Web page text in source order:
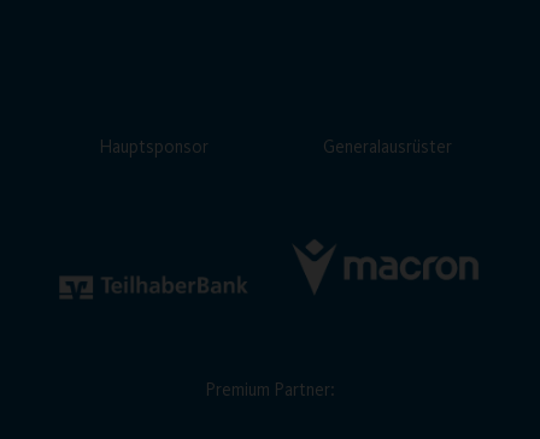
Hauptsponsor Generalausrüster
Premium Partner: